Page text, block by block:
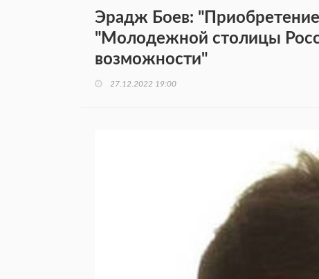
Эрадж Боев:
"Молодежной столицы
возможности"
27.12.2022 19:00